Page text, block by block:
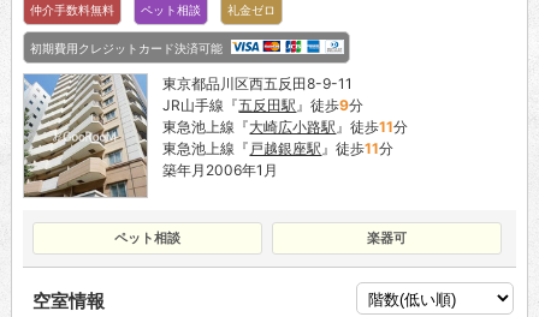
仲介手数料無料 ペット相談 礼金ゼロ
初期費用クレジットカード決済可能
東京都品川区西五反田8-9-11
JR山手線『五反田駅 』徒歩9分
東急池上線『大崎広小路駅 』徒歩11分
東急池上線『 戸越銀座駅 』徒歩11分
築年月2006年1月
ペット相談 楽器可
空室情報